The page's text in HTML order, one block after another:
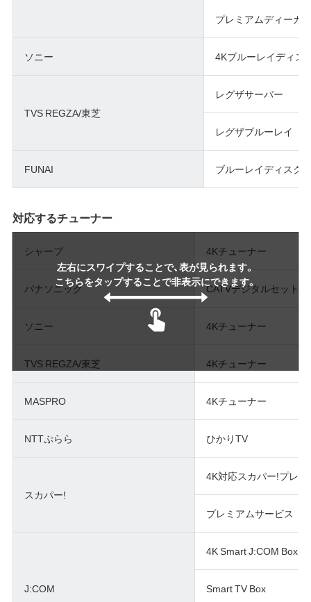
プレミアムディーガ
ソニー 4Kブルーレイディス
TVS REGZA/東芝
レグザサーバー
レグザブルーレイ
FUNAI ブルーレイディスク
対応するチューナー
左右にスワイプすることで、表が見られます。
こちらをタップすることで非表示にできます。
シャープ 4Kチューナー
パナソニック CATVデジタルセット
ソニー 4Kチューナー
TVS REGZA/東芝 4Kチューナー
MASPRO 4Kチューナー
NTTぷらら ひかりTV
スカパー!
4K対応スカパー!プレ
プレミアムサービス
J:COM
4K Smart J:COM Box
Smart TV Box